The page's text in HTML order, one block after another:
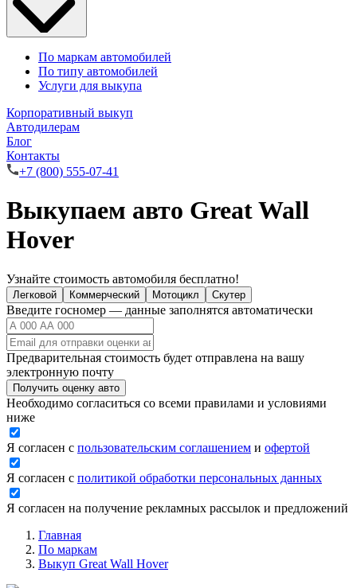
По маркам автомобилей
По типу автомобилей
Услуги для выкупа
Корпоративный выкуп
Автодилерам
Блог
Контакты
+7 (800) 555-07-41
Выкупаем авто Great Wall
Hover
Узнайте стоимость автомобиля бесплатно!
Легковой Коммерческий Мотоцикл Скутер
Введите госномер — данные заполнятся автоматически
Предварительная стоимость будет отправлена на вашу
электронную почту
Получить оценку авто
Необходимо согласиться со всеми правилами и условиями
ниже
Я согласен с пользовательским соглашением и офертой
Я согласен с политикой обработки персональных данных
Я согласен на получение рекламных рассылок и предложений
Главная
По маркам
Выкуп Great Wall Hover